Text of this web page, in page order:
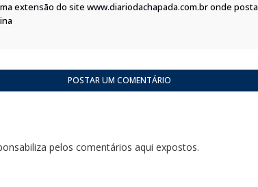
extensão do site www.diariodachapada.com.br onde
POSTAR UM COMENTÁRIO
pelos comentários aqui expostos.